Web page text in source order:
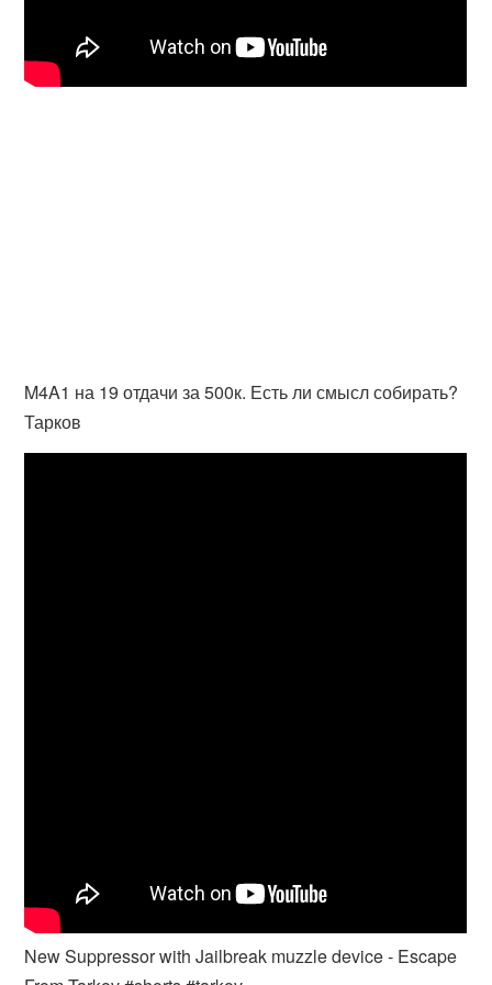
M4A1 на 19 отдачи за 500к. Есть ли смысл собирать?
Тарков
New Suppressor with Jailbreak muzzle device - Escape